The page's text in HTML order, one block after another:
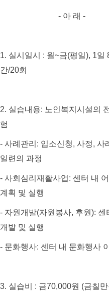
- 아 래 -
1. 실시일시 : 월~금(평일), 1일
간/20회
2. 실습내용: 노인복지시설의
험
- 사례관리 : 입소신청, 사정, 사
일련의 과정
- 사회심리재활사업: 센터 내
계획 및 실행
- 자원개발(자원봉사, 후원): 센
개발 및 실행
- 문화행사: 센터 내 문화행사
3. 실습비 : 금70,000원 (금칠